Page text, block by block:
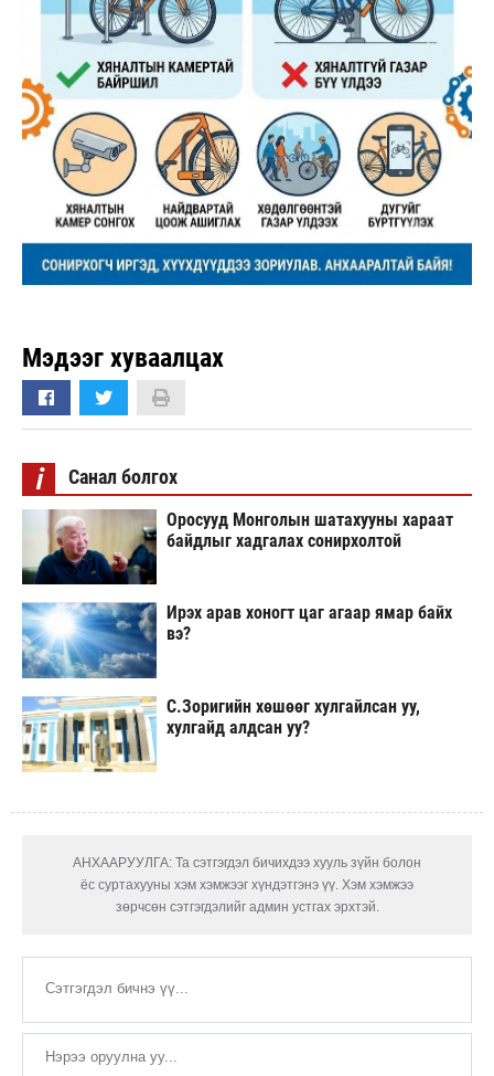
Мэдээг хуваалцах
i Санал болгох
Оросууд Монголын шатахууны хараат
байдлыг хадгалах сонирхолтой
Ирэх арав хоногт цаг агаар ямар байх
вэ?
С.Зоригийн хөшөөг хулгайлсан уу,
хулгайд алдсан уу?
АНХААРУУЛГА: Та сэтгэгдэл бичихдээ хууль зүйн болон
ёс суртахууны хэм хэмжээг хүндэтгэнэ үү. Хэм хэмжээ
зөрчсөн сэтгэгдэлийг админ устгах эрхтэй.